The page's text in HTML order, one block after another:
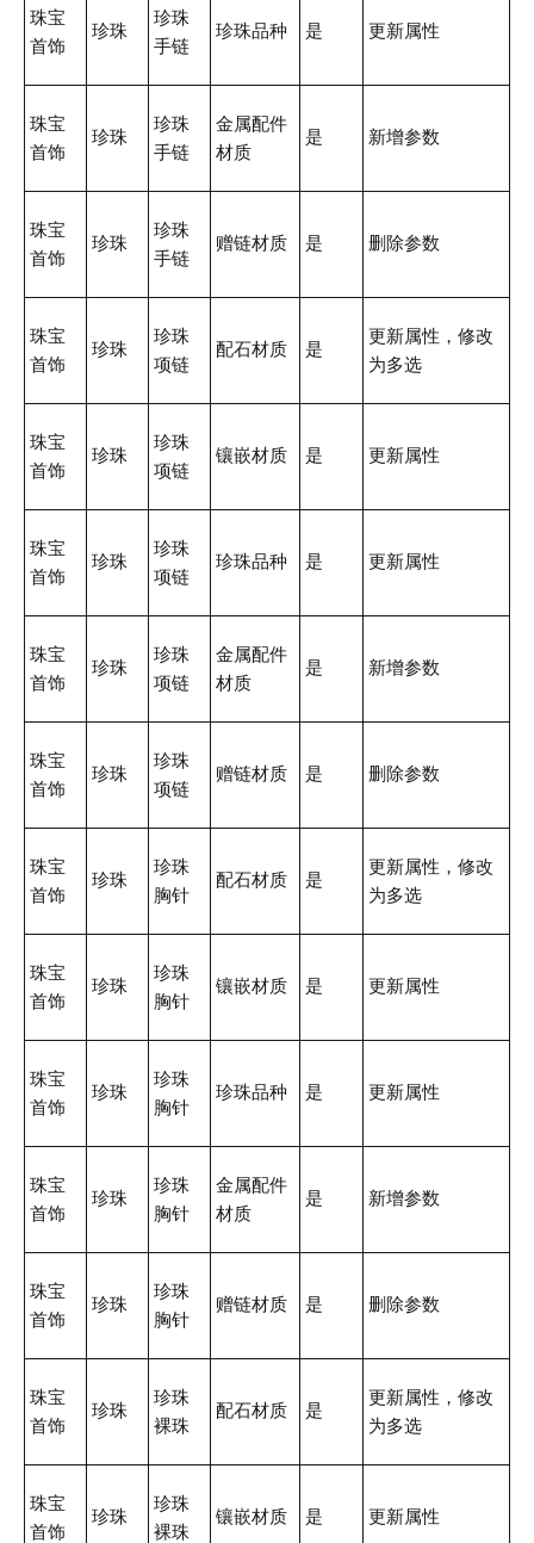
珠宝
首饰
珍珠
珍珠
手链
珍珠品种 是 更新属性
珠宝
首饰
珍珠
珍珠
手链
金属配件
材质
是 新增参数
珠宝
首饰
珍珠
珍珠
手链
赠链材质 是 删除参数
珠宝
首饰
珍珠
珍珠
项链
配石材质 是
更新属性，修改
为多选
珠宝
首饰
珍珠
珍珠
项链
镶嵌材质 是 更新属性
珠宝
首饰
珍珠
珍珠
项链
珍珠品种 是 更新属性
珠宝
首饰
珍珠
珍珠
项链
金属配件
材质
是 新增参数
珠宝
首饰
珍珠
珍珠
项链
赠链材质 是 删除参数
珠宝
首饰
珍珠
珍珠
胸针
配石材质 是
更新属性，修改
为多选
珠宝
首饰
珍珠
珍珠
胸针
镶嵌材质 是 更新属性
珠宝
首饰
珍珠
珍珠
胸针
珍珠品种 是 更新属性
珠宝
首饰
珍珠
珍珠
胸针
金属配件
材质
是 新增参数
珠宝
首饰
珍珠
珍珠
胸针
赠链材质 是 删除参数
珠宝
首饰
珍珠
珍珠
裸珠
配石材质 是
更新属性，修改
为多选
珠宝
首饰
珍珠
珍珠
裸珠
镶嵌材质 是 更新属性